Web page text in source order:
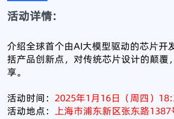
活动详情:
介绍全球首个由AI大模型驱动的芯片开
括产品创新点，对传统芯片设计的颠覆
享。
活动时间： 2025年1月16日（周四）
活动地点： 上海市浦东新区张东路1387